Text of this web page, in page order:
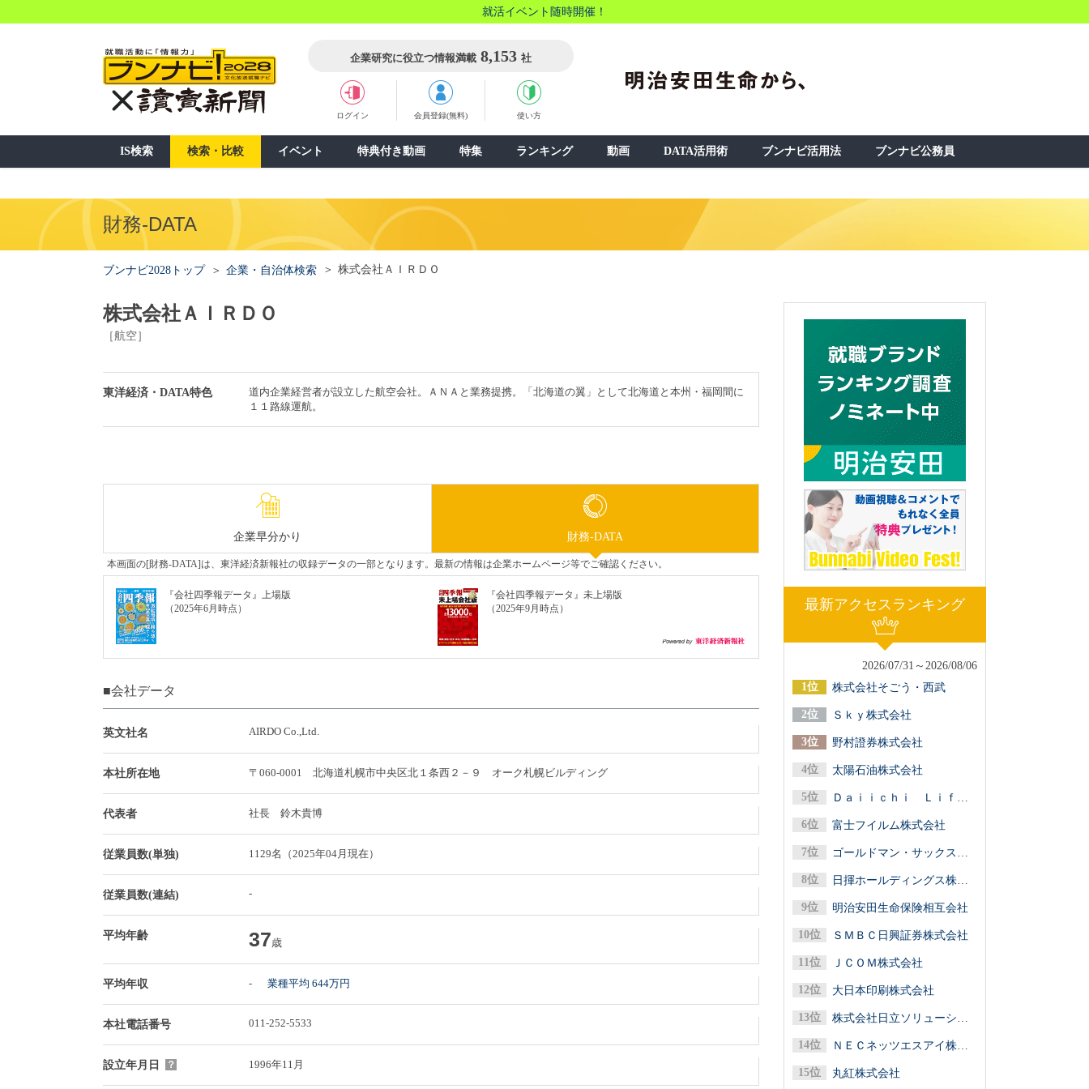
就活イベント随時開催！
企業研究に役立つ情報満載 8,153 社
ログイン 会員登録(無料) 使い方
IS検索 検索・比較 イベント 特典付き動画 特集 ランキング 動画 DATA活用術 ブンナビ活用法 ブンナビ公務員
財務-DATA
ブンナビ2028トップ 企業・自治体検索 株式会社ＡＩＲＤＯ
株式会社ＡＩＲＤＯ
［航空］
東洋経済・DATA特色
道内企業経営者が設立した航空会社。ＡＮＡと業務提携。「北海道の翼」として北海道と本州・福岡間に
１１路線運航。
企業早分かり 財務-DATA
本画面の[財務-DATA]は、東洋経済新報社の収録データの一部となります。最新の情報は企業ホームページ等でご確認ください。
『会社四季報データ』上場版
（2025年6月時点）
『会社四季報データ』未上場版
（2025年9月時点）
■会社データ
英文社名 AIRDO Co.,Ltd.
本社所在地 〒060-0001 北海道札幌市中央区北１条西２－９ オーク札幌ビルディング
代表者 社長 鈴木貴博
従業員数(単独) 1129名（2025年04月現在）
従業員数(連結) -
平均年齢 37歳
平均年収 - 業種平均 644万円
本社電話番号 011-252-5533
設立年月日 ？ 1996年11月
最新アクセスランキング
2026/07/31～2026/08/06
株式会社そごう・西武
Ｓｋｙ株式会社
野村證券株式会社
太陽石油株式会社
Ｄａｉｉｃｈｉ Ｌｉｆｅグループ（第一ライフグループ／第一生命保険）
富士フイルム株式会社
ゴールドマン・サックス証券株式会社
日揮ホールディングス株式会社
明治安田生命保険相互会社
ＳＭＢＣ日興証券株式会社
ＪＣＯＭ株式会社
大日本印刷株式会社
株式会社日立ソリューションズ
ＮＥＣネッツエスアイ株式会社
丸紅株式会社